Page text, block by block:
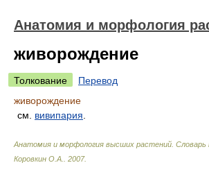
Анатомия и морфология
живорождение
Толкование
Перевод
живорождение
см. вивипария
Анатомия и морфология высших растений.
Коровкин О.А.
2007.